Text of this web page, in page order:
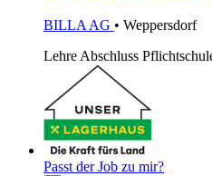
BILLA AG • Weppersdorf
LehreAbschluss
Passt der Job zu mir?